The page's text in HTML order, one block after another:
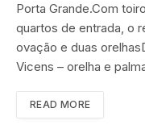
Porta Grande.Com
quartos de entrada, o
ovação e duas
Vicens – orelha e
READ MORE